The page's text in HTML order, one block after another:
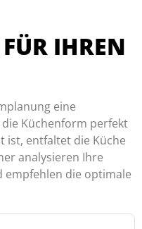
IHREN
eine
Küchenform perfekt
ist, entfaltet die Küche
analysieren Ihre
empfehlen die optimale